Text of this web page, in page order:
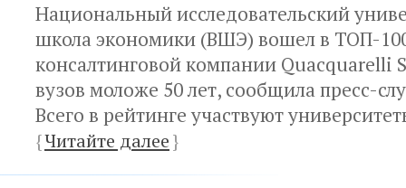
Национальный исследовательский
школа экономики (ВШЭ) вошел в ТОП-
консалтинговой компании Quacquarelli
вузов моложе 50 лет, сообщила пресс-
Всего в рейтинге участвуют
{Читайте далее}